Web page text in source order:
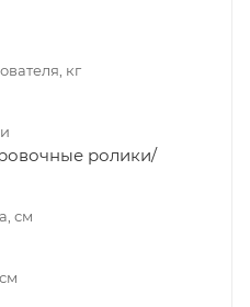
кг
ролики/
см